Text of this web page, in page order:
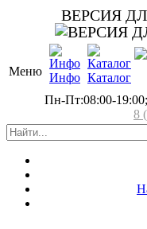
ВЕРСИЯ
Меню Инфо Каталог
Пн-Пт:08:00-
8